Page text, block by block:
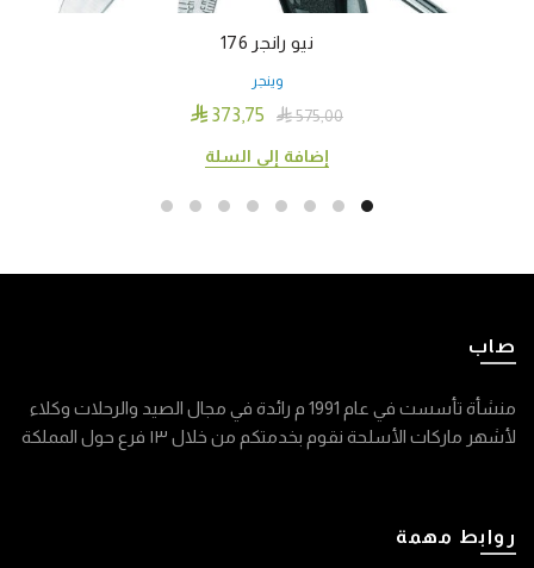
نيو رانجر 176
وينجر

575٫00  373٫75
إضافة إلى السلة
صاب
منشأة تأسست في عام 1991 م رائدة في مجال الصيد والرحلات وكلاء
لأشهر ماركات الأسلحة نقوم بخدمتكم من خلال ١٣ فرع حول المملكة
روابط مهمة